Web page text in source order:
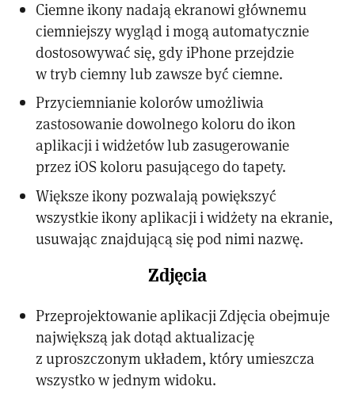
Ciemne ikony nadają ekranowi głównemu
ciemniejszy wygląd i mogą automatycznie
dostosowywać się, gdy iPhone przejdzie
w tryb ciemny lub zawsze być ciemne.
Przyciemnianie kolorów umożliwia
zastosowanie dowolnego koloru do ikon
aplikacji i widżetów lub zasugerowanie
przez iOS koloru pasującego do tapety.
Większe ikony pozwalają powiększyć
wszystkie ikony aplikacji i widżety na ekranie,
usuwając znajdującą się pod nimi nazwę.
Zdjęcia
Przeprojektowanie aplikacji Zdjęcia obejmuje
największą jak dotąd aktualizację
z uproszczonym układem, który umieszcza
wszystko w jednym widoku.